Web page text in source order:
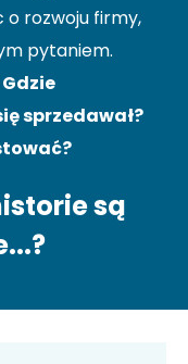
o rozwoju firmy,
pytaniem.
sprzedawał?
są